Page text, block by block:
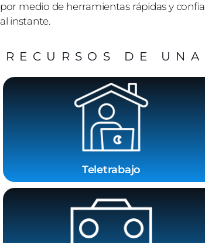
por medio de herramientas rápidas y
al instante.
RECURSOS DE
Teletrabajo